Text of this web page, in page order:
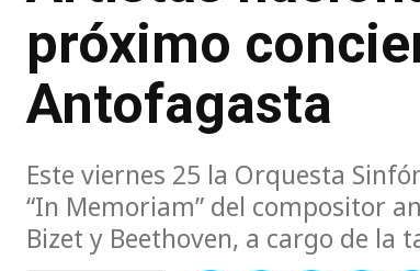
próximo
Antofagasta
Este viernes 25 la Orquesta
“In Memoriam” del compositor
Bizet y Beethoven, a cargo de la